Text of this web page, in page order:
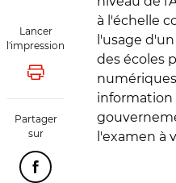
Lancer
l'impression
Lancer l'impression
Partager
sur
Partager cette page sur
à l'échelle
l'usage
des écoles
information
l'examen à